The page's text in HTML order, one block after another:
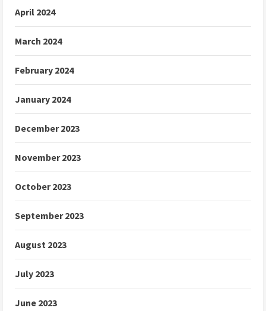
April 2024
March 2024
February 2024
January 2024
December 2023
November 2023
October 2023
September 2023
August 2023
July 2023
June 2023